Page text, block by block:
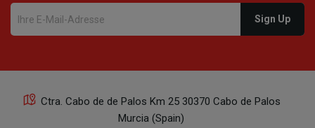
Ctra. Cabo de de Palos Km 25 30370 Cabo de Palos
Murcia (Spain)